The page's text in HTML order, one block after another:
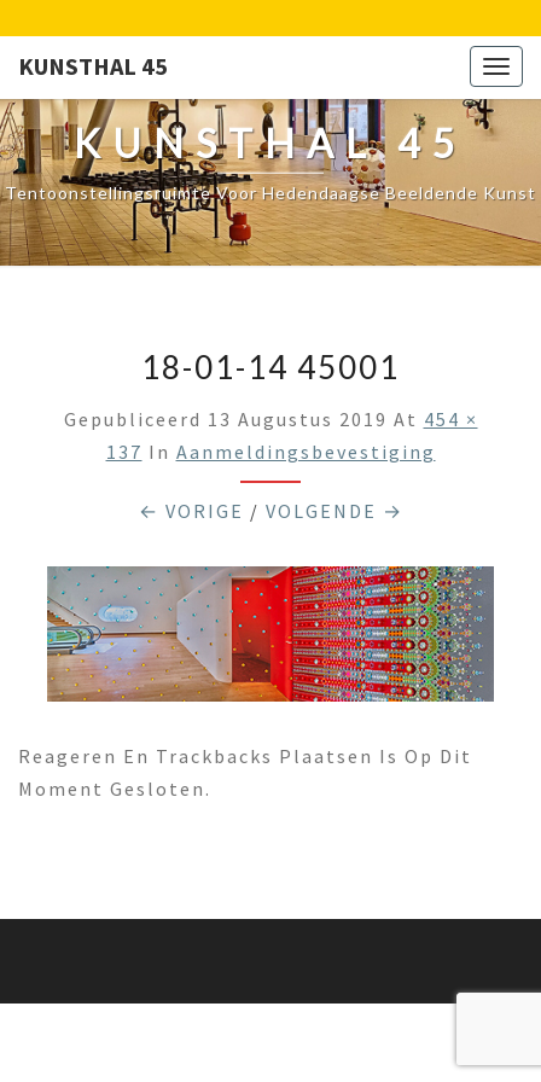
KUNSTHAL 45
KUNSTHAL 45
Tentoonstellingsruimte Voor Hedendaagse Beeldende Kunst
18-01-14 45001
Gepubliceerd 13 Augustus 2019 At 454 ×
137 In Aanmeldingsbevestiging
← VORIGE / VOLGENDE →
Reageren En Trackbacks Plaatsen Is Op Dit
Moment Gesloten.